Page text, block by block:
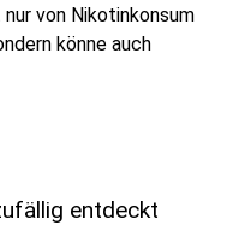
von Nikotinkonsum
könne auch
entdeckt